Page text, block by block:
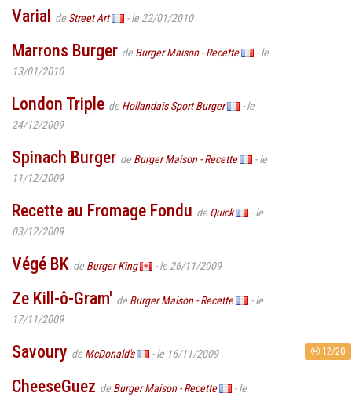
Varial de Street Art - le 22/01/2010
Marrons Burger de Burger Maison - Recette
- le
13/01/2010
London Triple de Hollandais Sport Burger
- le
24/12/2009
Spinach Burger de Burger Maison - Recette
- le
11/12/2009
Recette au Fromage Fondu de Quick
- le
03/12/2009
Végé BK de Burger King - le 26/11/2009
Ze Kill-ô-Gram' de Burger Maison - Recette
- le
17/11/2009
Savoury de McDonald's - le 16/11/2009 12/20
CheeseGuez de Burger Maison - Recette
- le